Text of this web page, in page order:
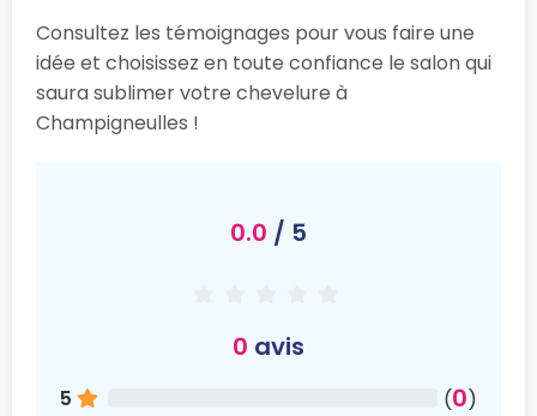
Consultez les témoignages pour vous faire une
idée et choisissez en toute confiance le salon qui
saura sublimer votre chevelure à
Champigneulles !
0.0 / 5
0 avis
5 (0)